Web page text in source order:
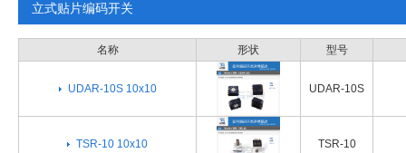
立式贴片编码开关
名称 形状 型号
UDAR-10S 10x10 UDAR-10S
TSR-10 10x10 TSR-10